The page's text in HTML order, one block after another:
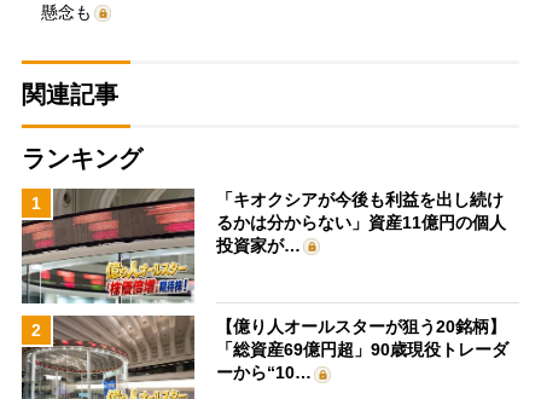
懸念も
関連記事
ランキング
1
「キオクシアが今後も利益を出し続け
るかは分からない」資産11億円の個人
投資家が…
2
【億り人オールスターが狙う20銘柄】
「総資産69億円超」90歳現役トレーダ
ーから“10…